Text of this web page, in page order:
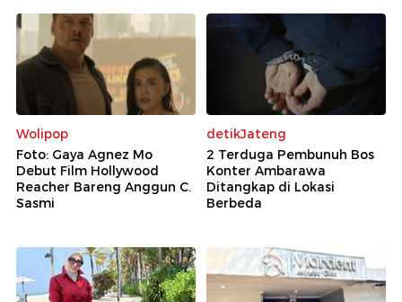
Wolipop
Foto: Gaya Agnez Mo
Debut Film Hollywood
Reacher Bareng Anggun C.
Sasmi
detikJateng
2 Terduga Pembunuh Bos
Konter Ambarawa
Ditangkap di Lokasi
Berbeda